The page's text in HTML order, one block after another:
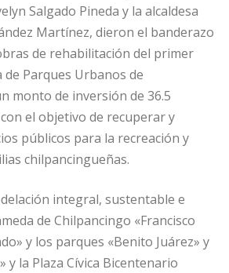
Salgado Pineda y la alcaldesa
Martínez, dieron el banderazo
de rehabilitación del primer
de Parques Urbanos de
monto de inversión de 36.5
el objetivo de recuperar y
públicos para la recreación y
chilpancingueñas.
integral, sustentable e
de Chilpancingo «Francisco
y los parques «Benito Juárez» y
y la Plaza Cívica Bicentenario